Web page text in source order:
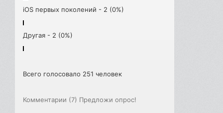
iOS первых поколений - 2 (0%)
Другая - 2 (0%)
Всего голосовало 251 человек
Комментарии (7) Предложи опрос!